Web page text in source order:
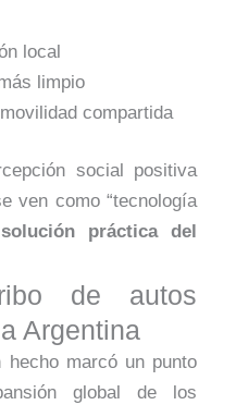
local
limpio
compartida
social positiva
ven como “tecnología
solución práctica del
de autos
Argentina
hecho marcó un punto
global de los